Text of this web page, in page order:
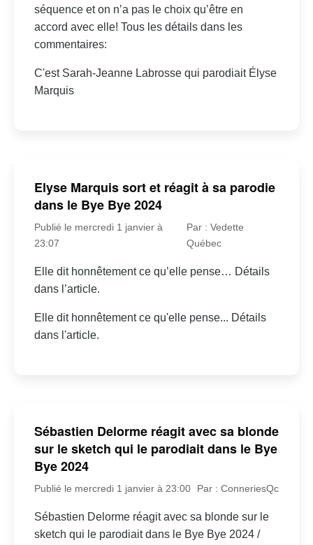
séquence et on n’a pas le choix qu’être en
accord avec elle! Tous les détails dans les
commentaires:
C'est Sarah-Jeanne Labrosse qui parodiait Élyse
Marquis
Elyse Marquis sort et réagit à sa parodie
dans le Bye Bye 2024
Publié le mercredi 1 janvier à
23:07
Par : Vedette
Québec
Elle dit honnêtement ce qu’elle pense… Détails
dans l’article.
Elle dit honnêtement ce qu'elle pense... Détails
dans l'article.
Sébastien Delorme réagit avec sa blonde
sur le sketch qui le parodiait dans le Bye
Bye 2024
Publié le mercredi 1 janvier à 23:00 Par : ConneriesQc
Sébastien Delorme réagit avec sa blonde sur le
sketch qui le parodiait dans le Bye Bye 2024 /